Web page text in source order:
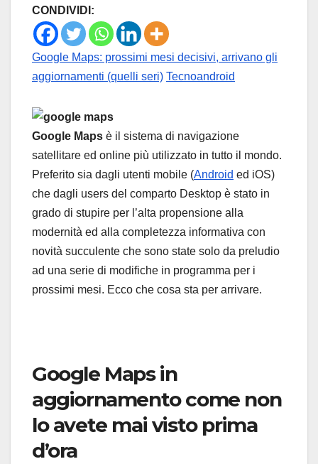
CONDIVIDI:
Google Maps: prossimi mesi decisivi, arrivano gli
aggiornamenti (quelli seri) Tecnoandroid
Google Maps è il sistema di navigazione
satellitare ed online più utilizzato in tutto il mondo.
Preferito sia dagli utenti mobile (Android ed iOS)
che dagli users del comparto Desktop è stato in
grado di stupire per l’alta propensione alla
modernità ed alla completezza informativa con
novità succulente che sono state solo da preludio
ad una serie di modifiche in programma per i
prossimi mesi. Ecco che cosa sta per arrivare.
Google Maps in
aggiornamento come non
lo avete mai visto prima
d’ora